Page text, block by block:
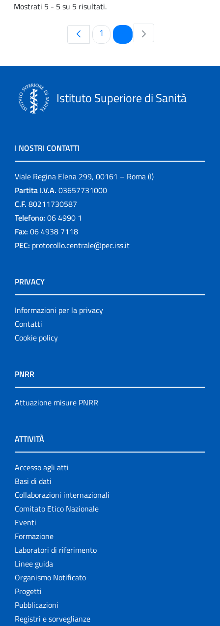
Mostrati 5 - 5 su 5 risultati.
Pagina
1 Pagina
Istituto Superiore di Sanità
I NOSTRI CONTATTI
Viale Regina Elena 299, 00161 – Roma (I)
Partita I.V.A. 03657731000
C.F. 80211730587
Telefono: 06 4990 1
Fax: 06 4938 7118
PEC: protocollo.centrale@pec.iss.it
PRIVACY
Informazioni per la privacy
Contatti
Cookie policy
PNRR
Attuazione misure PNRR
ATTIVITÀ
Accesso agli atti
Basi di dati
Collaborazioni internazionali
Comitato Etico Nazionale
Eventi
Formazione
Laboratori di riferimento
Linee guida
Organismo Notificato
Progetti
Pubblicazioni
Registri e sorveglianze